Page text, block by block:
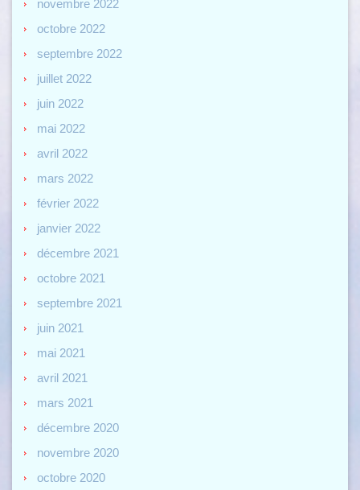
novembre 2022
octobre 2022
septembre 2022
juillet 2022
juin 2022
mai 2022
avril 2022
mars 2022
février 2022
janvier 2022
décembre 2021
octobre 2021
septembre 2021
juin 2021
mai 2021
avril 2021
mars 2021
décembre 2020
novembre 2020
octobre 2020